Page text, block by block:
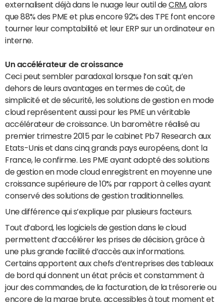
externalisent déjà dans le nuage leur outil deCRM, alors
que 88% des PME et plus encore 92% des TPE font encore
tourner leur comptabilité et leur ERP sur un ordinateur en
interne.
Un accélérateur de croissance
Ceci peut sembler paradoxal lorsque l’on sait qu’en
dehors de leurs avantages en termes de coût, de
simplicité et de sécurité, les solutions de gestion en mode
cloud représentent aussi pour les PME un véritable
accélérateur de croissance. Un baromètre réalisé au
premier trimestre 2015 par le cabinet Pb7 Research aux
Etats-Unis et dans cinq grands pays européens, dont la
France, le confirme. Les PME ayant adopté des solutions
de gestion en mode cloud enregistrent en moyenne une
croissance supérieure de 10% par rapport à celles ayant
conservé des solutions de gestion traditionnelles.
Une différence qui s’explique par plusieurs facteurs.
Tout d’abord, les logiciels de gestion dans le cloud
permettent d’accélérer les prises de décision, grâce à
une plus grande facilité d’accès aux informations.
Certains apportent aux chefs d’entreprises des tableaux
de bord qui donnent un état précis et constamment à
jour des commandes, de la facturation, de la trésorerie ou
encore de la marge brute, accessibles à tout moment et